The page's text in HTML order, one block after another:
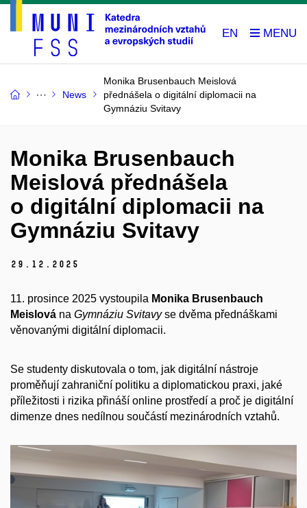
EN
News
Monika Brusenbauch Meislová
přednášela o digitální diplomacii na
Gymnáziu Svitavy
Monika Brusenbauch
Meislová přednášela
o digitální diplomacii na
Gymnáziu Svitavy
29. 12. 2025
11. prosince 2025 vystoupila Monika Brusenbauch
Meislová na Gymnáziu Svitavyse dvěma přednáškami
věnovanými digitální diplomacii.
Se studenty diskutovala o tom, jak digitální nástroje
proměňují zahraniční politiku a diplomatickou praxi, jaké
příležitosti i rizika přináší online prostředí a proč je digitální
dimenze dnes nedílnou součástí mezinárodních vztahů.